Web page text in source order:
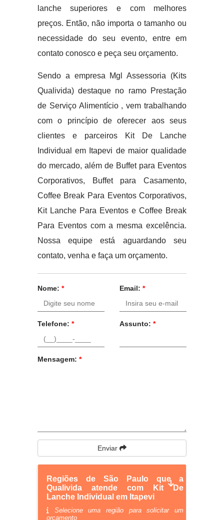
lanche superiores e com melhores
preços. Então, não importa o tamanho ou
necessidade do seu evento, entre em
contato conosco e peça seu orçamento.
Sendo a empresa Mgl Assessoria (Kits
Qualivida) destaque no ramo Prestação
de Serviço Alimentício , vem trabalhando
com o princípio de oferecer aos seus
clientes e parceiros Kit De Lanche
Individual em Itapevi de maior qualidade
do mercado, além de Buffet para Eventos
Corporativos, Buffet para Casamento,
Coffee Break Para Eventos Corporativos,
Kit Lanche Para Eventos e Coffee Break
Para Eventos com a mesma excelência.
Nossa equipe está aguardando seu
contato, venha e faça um orçamento.
Nome: * Email: *
Telefone: * Assunto: *
Mensagem: *
Enviar
Regiões de São Paulo que a
Qualivida atende com Kit De
Lanche Individual em Itapevi
Selecione uma região para solicitar um
orçamento